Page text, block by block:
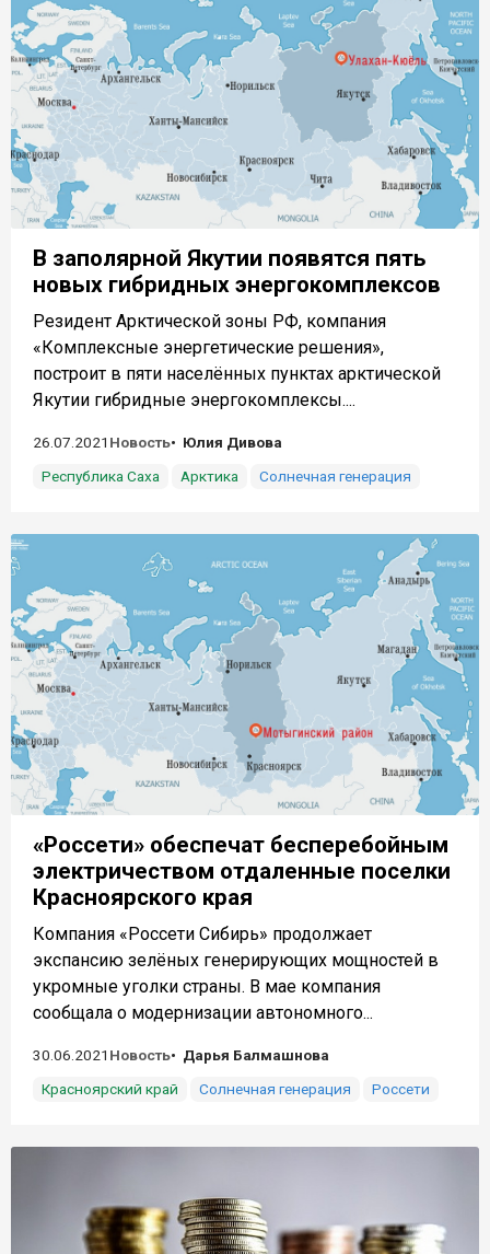
В заполярной Якутии появятся пять
новых гибридных энергокомплексов
Резидент Арктической зоны РФ, компания
«Комплексные энергетические решения»,
построит в пяти населённых пунктах арктической
Якутии гибридные энергокомплексы....
26.07.2021 Новость
Юлия Дивова
Республика Саха
Арктика Солнечная генерация
«Россети» обеспечат бесперебойным
электричеством отдаленные поселки
Красноярского края
Компания «Россети Сибирь» продолжает
экспансию зелёных генерирующих мощностей в
укромные уголки страны. В мае компания
сообщала о модернизации автономного...
30.06.2021 Новость
Дарья Балмашнова
Красноярский край
Солнечная генерация Россети